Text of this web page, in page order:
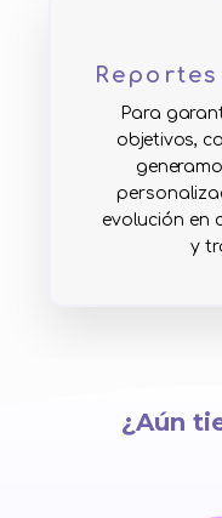
Para
objetivos,
evolución en
y
¿Aún